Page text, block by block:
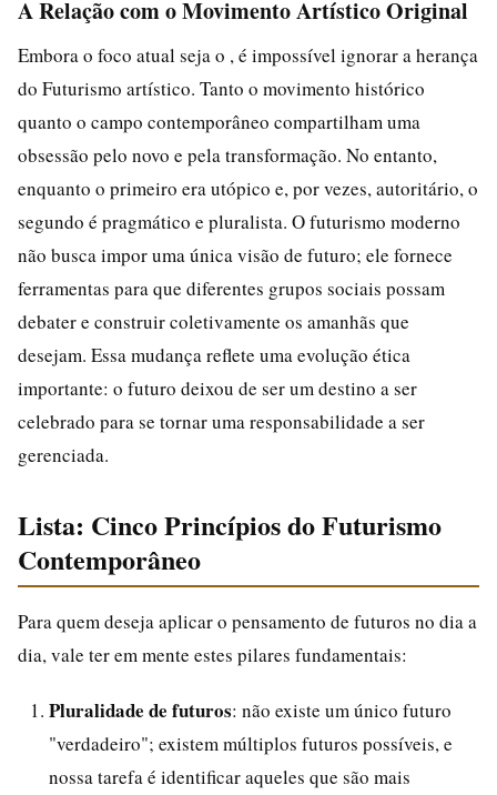
A Relação com o Movimento Artístico Original
Embora o foco atual seja o , é impossível ignorar a herança
do Futurismo artístico. Tanto o movimento histórico
quanto o campo contemporâneo compartilham uma
obsessão pelo novo e pela transformação. No entanto,
enquanto o primeiro era utópico e, por vezes, autoritário, o
segundo é pragmático e pluralista. O futurismo moderno
não busca impor uma única visão de futuro; ele fornece
ferramentas para que diferentes grupos sociais possam
debater e construir coletivamente os amanhãs que
desejam. Essa mudança reflete uma evolução ética
importante: o futuro deixou de ser um destino a ser
celebrado para se tornar uma responsabilidade a ser
gerenciada.
Lista: Cinco Princípios do Futurismo
Contemporâneo
Para quem deseja aplicar o pensamento de futuros no dia a
dia, vale ter em mente estes pilares fundamentais:
Pluralidade de futuros: não existe um único futuro
"verdadeiro"; existem múltiplos futuros possíveis, e
nossa tarefa é identificar aqueles que são mais